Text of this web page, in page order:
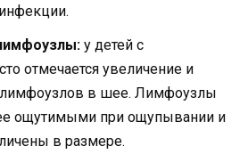
у детей с
отмечается увеличение и
лимфоузлов в шее. Лимфоузлы
ощутимыми при ощупывании и
в размере.